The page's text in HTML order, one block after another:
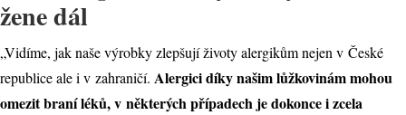
žene dál
„Vidíme, jak naše výrobky zlepšují životy alergikům nejen v České
republice ale i v zahraničí. Alergici díky našim lůžkovinám mohou
omezit braní léků, v některých případech je dokonce i zcela